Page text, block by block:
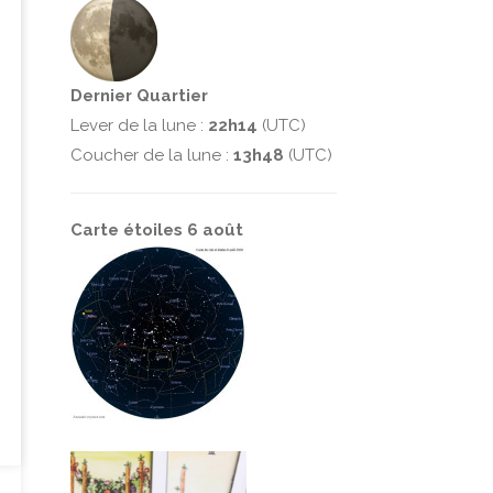
Dernier Quartier
Lever de la lune : 22h14 (UTC)
Coucher de la lune : 13h48 (UTC)
Carte étoiles 6 août